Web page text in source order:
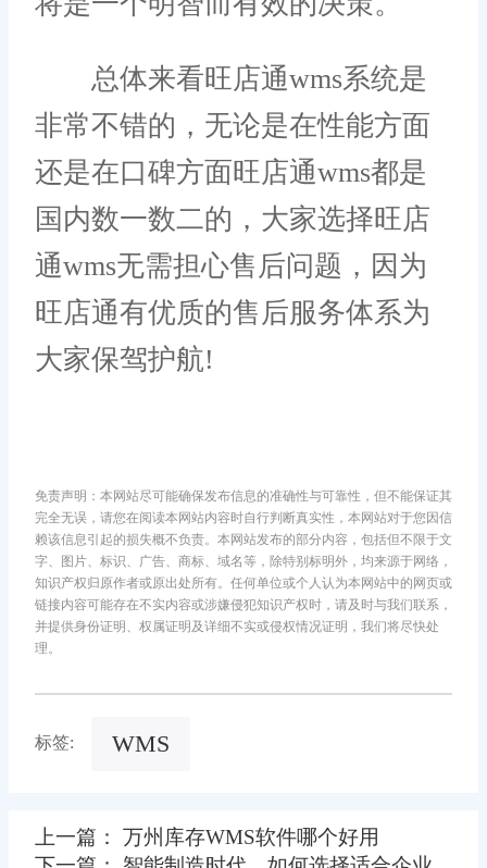
总体来看旺店通wms系统是
非常不错的，无论是在性能方面
还是在口碑方面旺店通wms都是
国内数一数二的，大家选择旺店
通wms无需担心售后问题，因为
旺店通有优质的售后服务体系为
大家保驾护航!
免责声明：本网站尽可能确保发布信息的准确性与可靠性，但不能保证其
完全无误，请您在阅读本网站内容时自行判断真实性，本网站对于您因信
赖该信息引起的损失概不负责。本网站发布的部分内容，包括但不限于文
字、图片、标识、广告、商标、域名等，除特别标明外，均来源于网络，
知识产权归原作者或原出处所有。任何单位或个人认为本网站中的网页或
链接内容可能存在不实内容或涉嫌侵犯知识产权时，请及时与我们联系，
并提供身份证明、权属证明及详细不实或侵权情况证明，我们将尽快处
理。
标签: WMS
上一篇： 万州库存WMS软件哪个好用